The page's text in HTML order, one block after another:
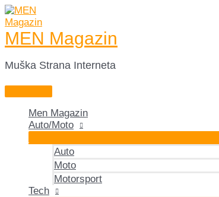
MEN Magazin
Muška Strana Interneta
Men Magazin
Auto/Moto
Auto
Moto
Motorsport
Tech